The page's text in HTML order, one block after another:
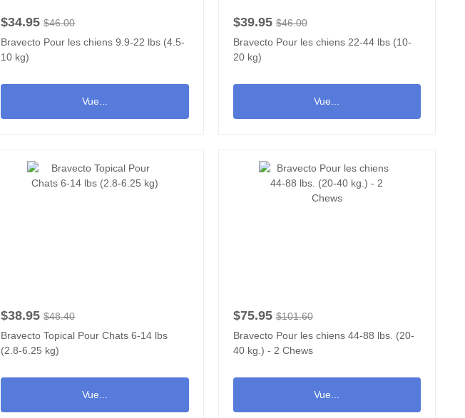
$34.95 $46.00
Bravecto Pour les chiens 9.9-22 lbs (4.5-
10 kg)
Vue...
$39.95 $46.00
Bravecto Pour les chiens 22-44 lbs (10-
20 kg)
Vue...
$38.95 $48.40
Bravecto Topical Pour Chats 6-14 lbs
(2.8-6.25 kg)
Vue...
$75.95 $101.60
Bravecto Pour les chiens 44-88 lbs. (20-
40 kg.) - 2 Chews
Vue...